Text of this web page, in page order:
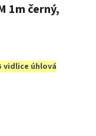
1m černý,
vidlice úhlová